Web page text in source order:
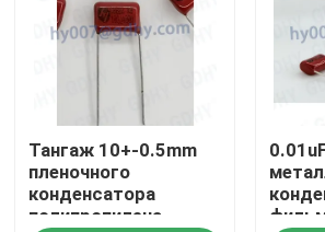
Спросите цитату
Конденсатор охлаженный
Высокочастотный конденсатор
Конденсатор MKP X2
Тангаж 10+-0.5mm
пленочного
конденсатора
полипропилена